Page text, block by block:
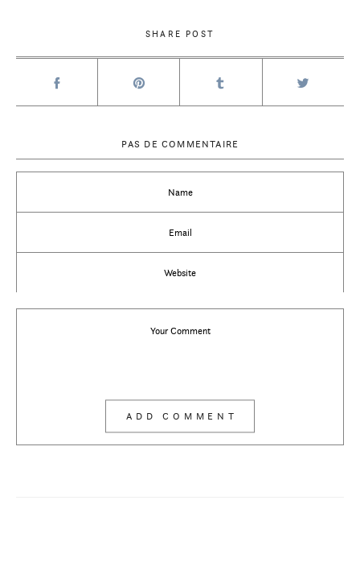
SHARE POST
PAS DE COMMENTAIRE